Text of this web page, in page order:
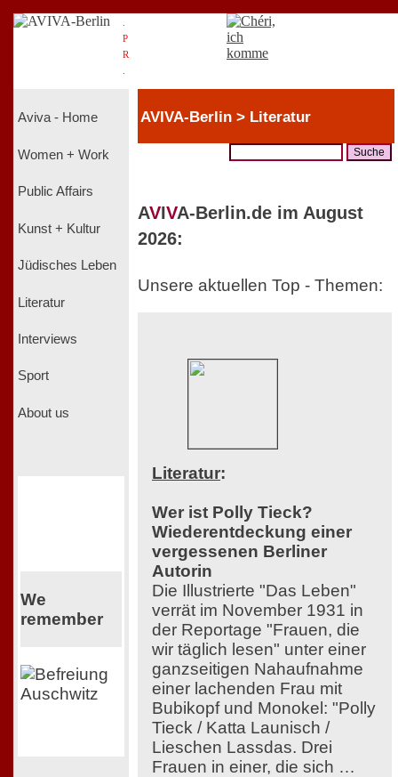
P
R
Aviva - Home
Women + Work
Public Affairs
Kunst + Kultur
Jüdisches Leben
Literatur
Interviews
Sport
About us
We
remember
AVIVA-Berlin > Literatur
AVIVA-Berlin.de im August
2026:
Unsere aktuellen Top - Themen:
Literatur:
Wer ist Polly Tieck?
Wiederentdeckung einer
vergessenen Berliner
Autorin
Die Illustrierte "Das Leben"
verrät im November 1931 in
der Reportage "Frauen, die
wir täglich lesen" unter einer
ganzseitigen Nahaufnahme
einer lachenden Frau mit
Bubikopf und Monokel: "Polly
Tieck / Katta Launisch /
Lieschen Lassdas. Drei
Frauen in einer, die sich …